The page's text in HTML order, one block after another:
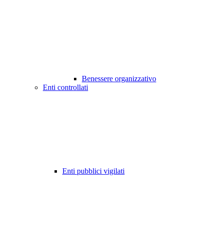
Benessere organizzativo
Enti controllati
Enti pubblici vigilati